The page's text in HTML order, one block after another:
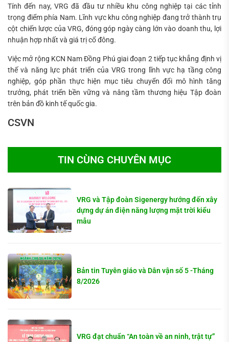
Tính đến nay, VRG đã đầu tư nhiều khu công nghiệp tại các tỉnh
trọng điểm phía Nam. Lĩnh vực khu công nghiệp đang trở thành trụ
cột chiến lược của VRG, đóng góp ngày càng lớn vào doanh thu, lợi
nhuận hợp nhất và giá trị cổ đông.
Việc mở rộng KCN Nam Đồng Phú giai đoạn 2 tiếp tục khẳng định vị
thế và năng lực phát triển của VRG trong lĩnh vực hạ tầng công
nghiệp, góp phần thực hiện mục tiêu chuyển đổi mô hình tăng
trưởng, phát triển bền vững và nâng tầm thương hiệu Tập đoàn
trên bản đồ kinh tế quốc gia.
CSVN
TIN CÙNG CHUYÊN MỤC
VRG và Tập đoàn Sigenergy hướng đến xây
dựng dự án điện năng lượng mặt trời kiểu
mẫu
Bản tin Tuyên giáo và Dân vận số 5 -Tháng
8/2026
VRG đạt chuẩn “An toàn về an ninh, trật tự”